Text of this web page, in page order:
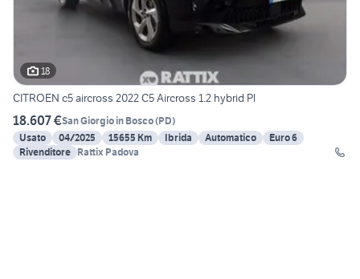
18
CITROEN c5 aircross 2022 C5 Aircross 1.2 hybrid Pl
18.607 €San Giorgio in Bosco(PD)
Usato
04/2025 15655 Km Ibrida Automatico
Euro 6
Rivenditore Rattix Padova